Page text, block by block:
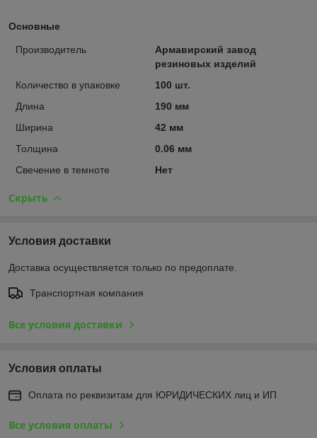
Основные
Производитель
Армавирский завод
резиновых изделий
Количество в упаковке
100 шт.
Длина
190 мм
Ширина
42 мм
Толщина
0.06 мм
Свечение в темноте
Нет
Скрыть
Условия доставки
Доставка осуществляется только по предоплате.
Транспортная компания
Все условия доставки
Условия оплаты
Оплата по реквизитам для ЮРИДИЧЕСКИХ лиц и ИП
Все условия оплаты